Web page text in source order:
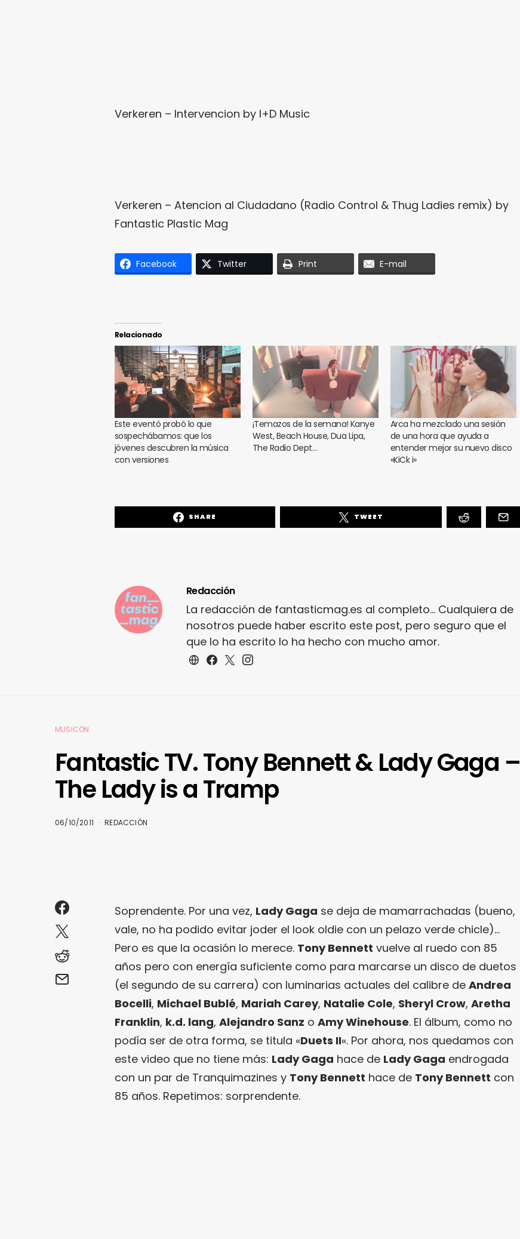
Verkeren – Intervencion by I+D Music
Verkeren – Atencion al Ciudadano (Radio Control & Thug Ladies remix) by
Fantastic Plastic Mag
Facebook Twitter Print E-mail
Relacionado
Este eventó probó lo que
sospechábamos: que los
jóvenes descubren la música
con versiones
¡Temazos de la semana! Kanye
West, Beach House, Dua Lipa,
The Radio Dept…
Arca ha mezclado una sesión
de una hora que ayuda a
entender mejor su nuevo disco
«KiCk i»
SHARE TWEET
Redacción
La redacción de fantasticmag.es al completo... Cualquiera de
nosotros puede haber escrito este post, pero seguro que el
que lo ha escrito lo ha hecho con mucho amor.
MUSICÓN
Fantastic TV. Tony Bennett & Lady Gaga –
The Lady is a Tramp
06/10/2011 REDACCIÓN
Soprendente. Por una vez, Lady Gaga se deja de mamarrachadas (bueno,
vale, no ha podido evitar joder el look oldie con un pelazo verde chicle)…
Pero es que la ocasión lo merece. Tony Bennett vuelve al ruedo con 85
años pero con energía suficiente como para marcarse un disco de duetos
(el segundo de su carrera) con luminarias actuales del calibre de Andrea
Bocelli, Michael Bublé, Mariah Carey, Natalie Cole, Sheryl Crow, Aretha
Franklin, k.d. lang, Alejandro Sanz o Amy Winehouse. El álbum, como no
podía ser de otra forma, se titula «Duets II«. Por ahora, nos quedamos con
este video que no tiene más: Lady Gaga hace de Lady Gaga endrogada
con un par de Tranquimazines y Tony Bennett hace de Tony Bennett con
85 años. Repetimos: sorprendente.